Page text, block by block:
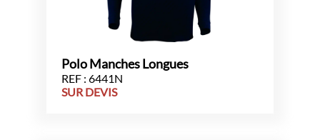
Polo Manches Longues
REF : 6441N
SUR DEVIS